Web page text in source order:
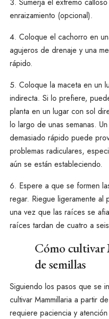
enraizamiento (opcional).
Coloque el cachorro en
agujeros de drenaje y una
rápido.
Coloque la maceta en un
indirecta. Si lo prefiere,
planta en un lugar con sol
lo largo de unas semanas.
demasiado rápido puede
problemas radiculares,
aún se están estableciendo.
Espere a que se formen
regar. Riegue ligeramente al
una vez que las raíces se
raíces tardan de cuatro a
Cómo cultivar
de semillas
Siguiendo los pasos que se
cultivar Mammillaria a partir
requiere paciencia y